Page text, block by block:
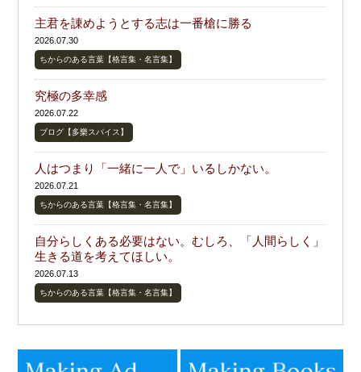
主君を諌めようとする志は一番槍に勝る
2026.07.30
ちからのある言葉【格言集・名言集】
究極の多幸感
2026.07.22
ブログ【多樂スパイス】
人はつまり「一緒に一人で」いるしかない。
2026.07.21
ちからのある言葉【格言集・名言集】
自分らしくある必要はない。むしろ、「人間らしく」
生きる道を考えてほしい。
2026.07.13
ちからのある言葉【格言集・名言集】